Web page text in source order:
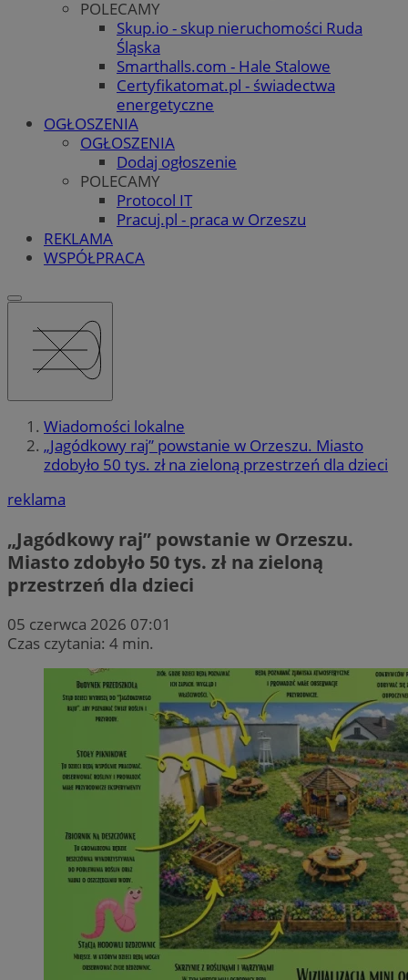
POLECAMY
Skup.io - skup nieruchomości Ruda
Śląska
Smarthalls.com - Hale Stalowe
Certyfikatomat.pl - świadectwa
energetyczne
OGŁOSZENIA
OGŁOSZENIA
Dodaj ogłoszenie
POLECAMY
Protocol IT
Pracuj.pl - praca w Orzeszu
REKLAMA
WSPÓŁPRACA
Wiadomości lokalne
„Jagódkowy raj” powstanie w Orzeszu. Miasto
zdobyło 50 tys. zł na zieloną przestrzeń dla dzieci
reklama
„Jagódkowy raj” powstanie w Orzeszu.
Miasto zdobyło 50 tys. zł na zieloną
przestrzeń dla dzieci
05 czerwca 2026 07:01
Czas czytania: 4 min.